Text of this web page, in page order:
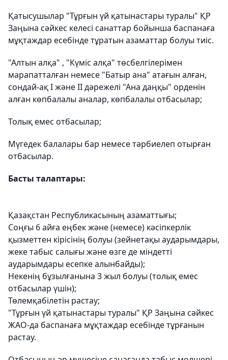
Қатысушылар "Тұрғын үй қатынастары туралы" ҚР
Заңына сәйкес келесі санаттар бойынша баспанаға
мұқтаждар есебінде тұратын азаматтар болуы тиіс.
"Алтын алқа" , "Күміс алқа" төсбелгілерімен
марапатталған немесе "Батыр ана" атағын алған,
сондай-ақ І және ІІ дәрежелі "Ана даңқы" орденін
алған көпбалалы аналар, көпбалалы отбасылар;
Толық емес отбасылар;
Мүгедек балалары бар немесе тәрбиелеп отырған
отбасылар.
Басты талаптары:
Қазақстан Республикасының азаматтығы;
Соңғы 6 айға еңбек және (немесе) кәсіпкерлік
қызметтен кірісінің болуы (зейнетақы аударымдары,
жеке табыс салығы және өзге де міндетті
аударымдары есепке алынбайды);
Некенің бұзылғанына 3 жыл болуы (толық емес
отбасылар үшін);
Төлемқабілетін растау;
"Тұрғын үй қатынастары туралы" ҚР Заңына сәйкес
ЖАО-да баспанаға мұқтаждар есебінде тұрғанын
растау.